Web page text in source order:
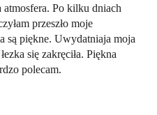
atmosfera. Po kilku dniach
przeszło moje
są piękne. Uwydatniaja moja
się zakręciła. Piękna
polecam.